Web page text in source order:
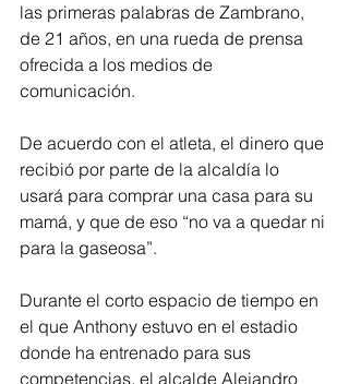
las primeras palabras de Zambrano,
de 21 años, en una rueda de prensa
ofrecida a los medios de
comunicación.
De acuerdo con el atleta, el dinero que
recibió por parte de la alcaldía lo
usará para comprar una casa para su
mamá, y que de eso “no va a quedar ni
para la gaseosa”.
Durante el corto espacio de tiempo en
el que Anthony estuvo en el estadio
donde ha entrenado para sus
competencias, el alcalde Alejandro